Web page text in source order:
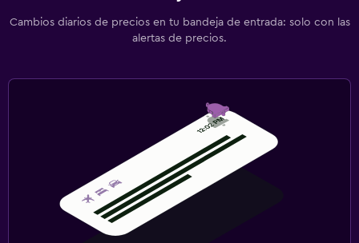
Cambios diarios de precios en tu bandeja de entrada: solo con las
alertas de precios.